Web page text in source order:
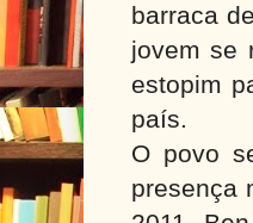
barraca
jovem se
estopim
país.
O povo
presença